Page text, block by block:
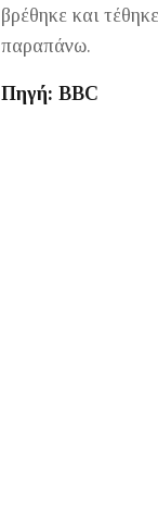
βρέθηκε και
παραπάνω.
Πηγή: BBC